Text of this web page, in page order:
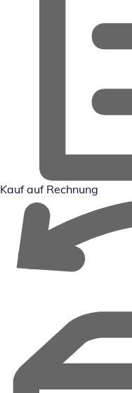
Kauf auf Rechnung